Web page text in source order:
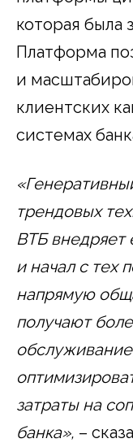
которая была
Платформа
и
клиентских
системах
трендовых
ВТБ внедряет
и начал с тех
напрямую
получают
затраты на
банка», –